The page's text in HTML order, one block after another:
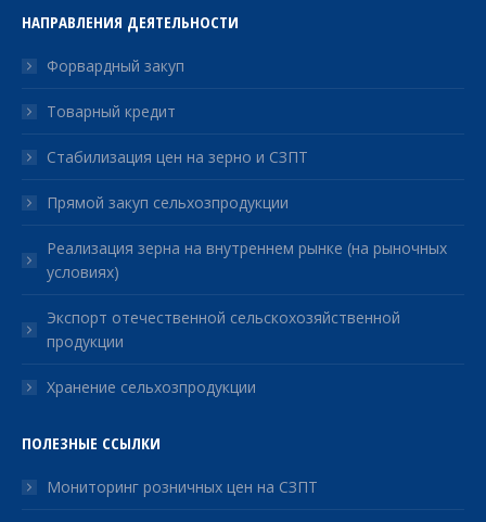
НАПРАВЛЕНИЯ ДЕЯТЕЛЬНОСТИ
Форвардный закуп
Товарный кредит
Стабилизация цен на зерно и СЗПТ
Прямой закуп сельхозпродукции
Реализация зерна на внутреннем рынке (на рыночных
условиях)
Экспорт отечественной сельскохозяйственной
продукции
Хранение сельхозпродукции
ПОЛЕЗНЫЕ ССЫЛКИ
Мониторинг розничных цен на СЗПТ